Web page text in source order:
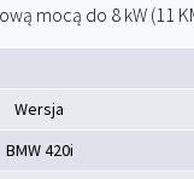
mocą do 8 kW (11
Wersja
BMW 420i